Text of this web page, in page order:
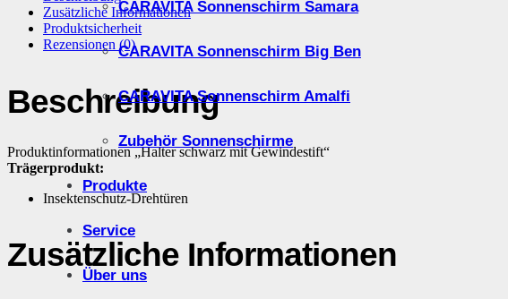
CARAVITA Sonnenschirm Samara
CARAVITA Sonnenschirm Big Ben
CARAVITA Sonnenschirm Amalfi
Zubehör Sonnenschirme
Produkte
Service
Über uns
Zusätzliche Informationen
Produktsicherheit
Rezensionen (0)
Beschreibung
Produktinformationen „Halter schwarz mit Gewindestift“
Trägerprodukt:
Insektenschutz-Drehtüren
Zusätzliche Informationen